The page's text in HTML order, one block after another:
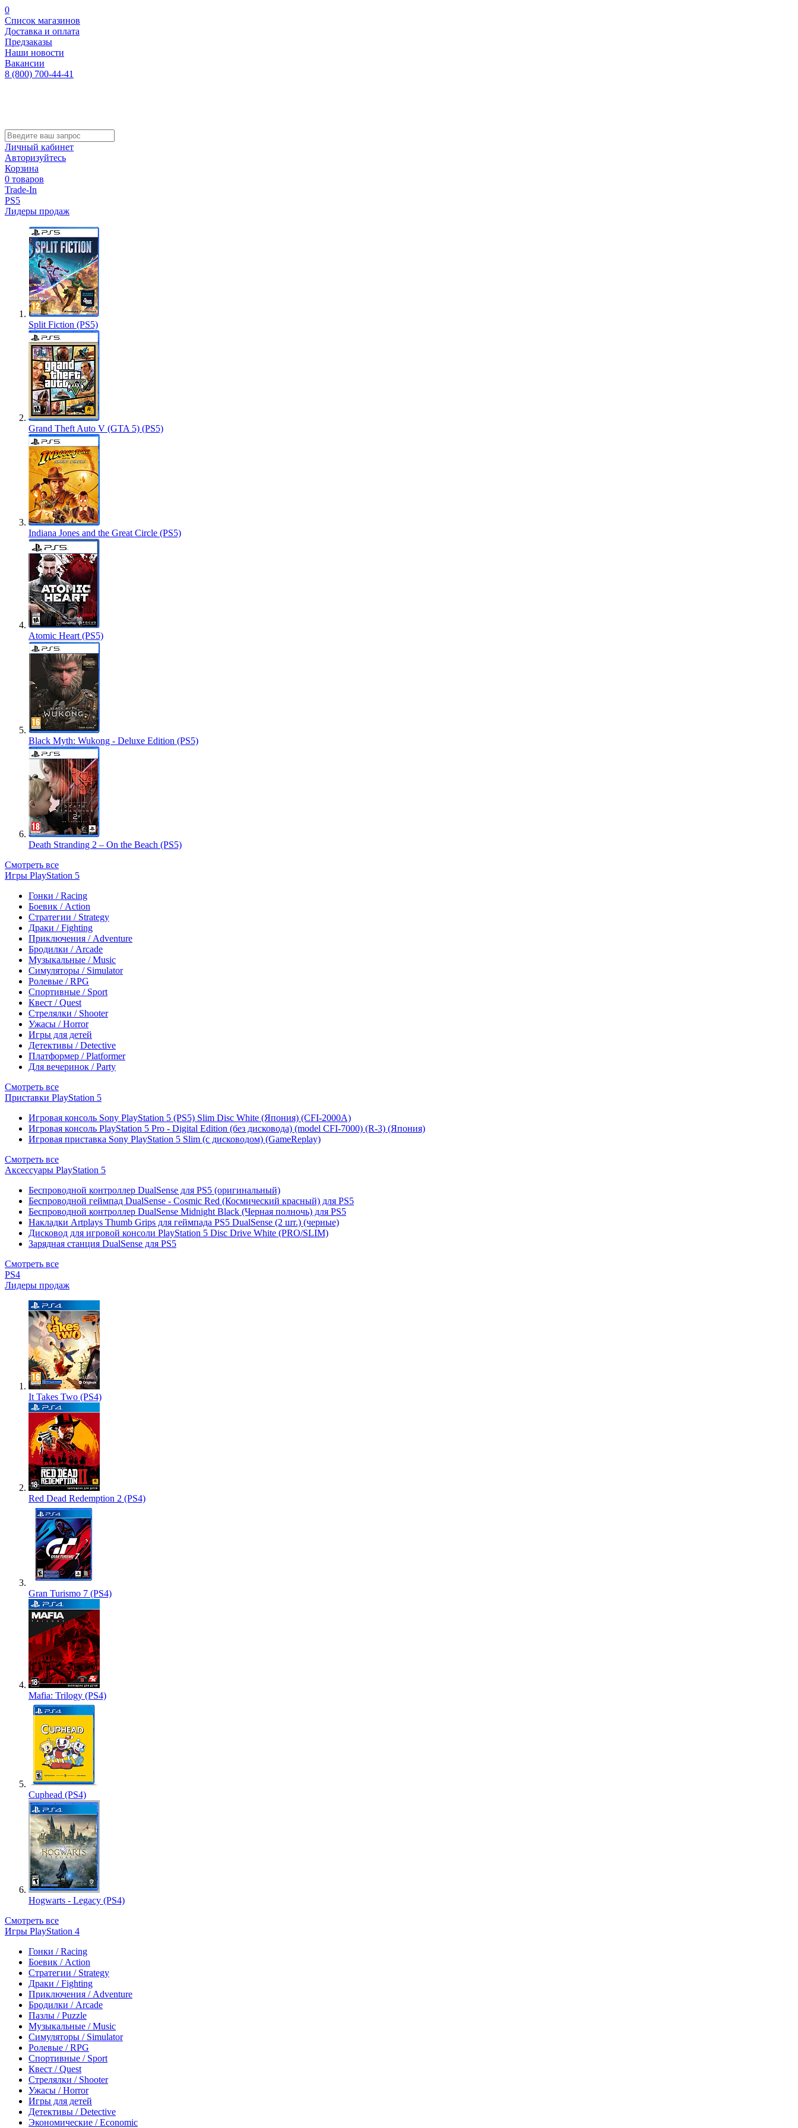
0
Список магазинов
Доставка и оплата
Предзаказы
Наши новости
Вакансии
8 (800) 700-44-41
Личный кабинет
Авторизуйтесь
Корзина
0 товаров
Trade-In
PS5
Лидеры продаж
Split Fiction (PS5)
Grand Theft Auto V (GTA 5) (PS5)
Indiana Jones and the Great Circle (PS5)
Atomic Heart (PS5)
Black Myth: Wukong - Deluxe Edition (PS5)
Death Stranding 2 – On the Beach (PS5)
Смотреть все
Игры PlayStation 5
Гонки / Racing
Боевик / Action
Стратегии / Strategy
Драки / Fighting
Приключения / Adventure
Бродилки / Arcade
Музыкальные / Music
Симуляторы / Simulator
Ролевые / RPG
Спортивные / Sport
Квест / Quest
Стрелялки / Shooter
Ужасы / Horror
Игры для детей
Детективы / Detective
Платформер / Platformer
Для вечеринок / Party
Смотреть все
Приставки PlayStation 5
Игровая консоль Sony PlayStation 5 (PS5) Slim Disc White (Япония) (CFI-2000A)
Игровая консоль PlayStation 5 Pro - Digital Edition (без дисковода) (model CFI-7000) (R-3) (Япония)
Игровая приставка Sony PlayStation 5 Slim (с дисководом) (GameReplay)
Смотреть все
Аксессуары PlayStation 5
Беспроводной контроллер DualSense для PS5 (оригинальный)
Беспроводной геймпад DualSense - Cosmic Red (Космический красный) для PS5
Беспроводной контроллер DualSense Midnight Black (Черная полночь) для PS5
Накладки Artplays Thumb Grips для геймпада PS5 DualSense (2 шт.) (черные)
Дисковод для игровой консоли PlayStation 5 Disc Drive White (PRO/SLIM)
Зарядная станция DualSense для PS5
Смотреть все
PS4
Лидеры продаж
It Takes Two (PS4)
Red Dead Redemption 2 (PS4)
Gran Turismo 7 (PS4)
Mafia: Trilogy (PS4)
Cuphead (PS4)
Hogwarts - Legacy (PS4)
Смотреть все
Игры PlayStation 4
Гонки / Racing
Боевик / Action
Стратегии / Strategy
Драки / Fighting
Приключения / Adventure
Бродилки / Arcade
Пазлы / Puzzle
Музыкальные / Music
Симуляторы / Simulator
Ролевые / RPG
Спортивные / Sport
Квест / Quest
Стрелялки / Shooter
Ужасы / Horror
Игры для детей
Детективы / Detective
Экономические / Economic